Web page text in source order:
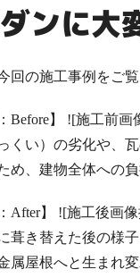
ンに大
回の施工事例をご覧
Before】
![施工前画
くい）の劣化や、
め、建物全体への
After】
![施工後画
葺き替えた後の様
属屋根へと生まれ